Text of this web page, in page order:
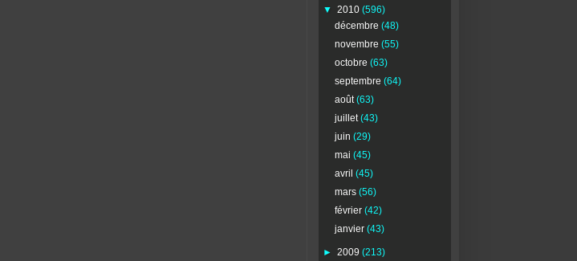
▼ 2010 (596)
décembre (48)
novembre (55)
octobre (63)
septembre (64)
août (63)
juillet(43)
juin (29)
mai (45)
avril (45)
mars (56)
février (42)
janvier (43)
► 2009 (213)